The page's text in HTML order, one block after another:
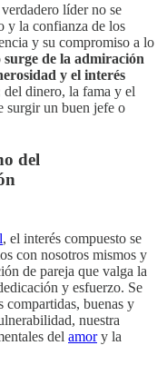
líder no se
y la confianza de los
y su compromiso a lo
de la admiración
y el interés
del dinero, la fama y el
surgir un buen jefe o
del
, el interés compuesto se
con nosotros mismos y
de pareja que valga la
y esfuerzo. Se
compartidas, buenas y
nuestra
del amory la